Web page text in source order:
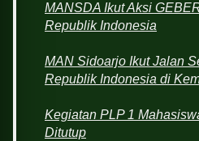
MANSDA Ikut Aksi
Republik Indonesia
MAN Sidoarjo Ikut Jalan
Republik Indonesia di
Kegiatan PLP 1
Ditutup